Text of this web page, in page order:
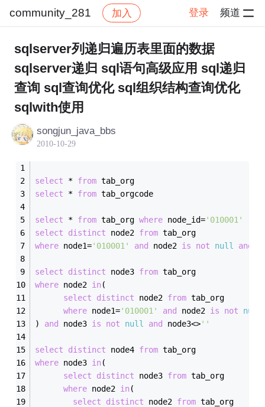
community_281 加入 登录 频道
社区 community_281 帖子详情
sqlserver列递归遍历表里面的数据
sqlserver递归 sql语句高级应用 sql递归
查询 sql查询优化 sql组织结构查询优化
sqlwith使用
songjun_java_bbs
2010-10-29
select * from tab_org
select
* from tab_orgcode
select * from tab_org where node_id='010001'
select
distinct node2 from tab_org
where node1='010001' and node2 is not null and
select distinct node3 from tab_org
where node2 in(
select
distinct node2 from tab_org
where node1='010001' and node2 is not
null
) and node3 is not null and node3<>''
select distinct node4 from tab_org
where node3 in(
select
distinct node3 from tab_org
where node2 in(
select
distinct node2 from tab_org